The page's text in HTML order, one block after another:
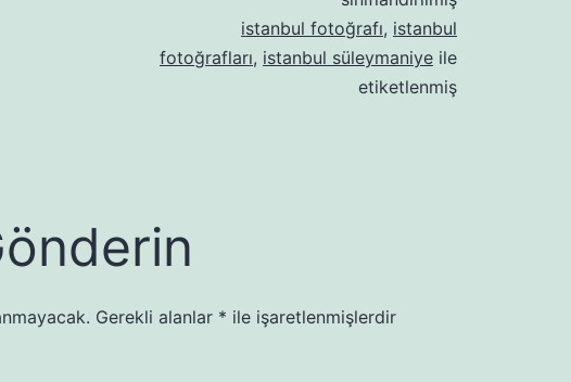
istanbul fotoğrafı, istanbul
fotoğrafları, istanbul süleymaniye ile
etiketlenmiş
Gerekli alanlar * ile işaretlenmişlerdir